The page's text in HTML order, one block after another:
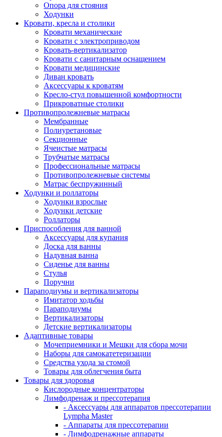
Опора для стояния
Ходунки
Кровати, кресла и столики
Кровати механические
Кровати с электроприводом
Кровать-вертикализатор
Кровати с санитарным оснащением
Кровати медицинские
Диван кровать
Аксессуары к кроватям
Кресло-стул повышенной комфортности
Прикроватные столики
Противопролежневые матрасы
Мембранные
Полиуретановые
Секционные
Ячеистые матрасы
Трубчатые матрасы
Профессиональные матрасы
Противопролежневые системы
Матрас беспружинный
Ходунки и роллаторы
Ходунки взрослые
Ходунки детские
Роллаторы
Приспособления для ванной
Аксессуары для купания
Доска для ванны
Надувная ванна
Сиденье для ванны
Стулья
Поручни
Параподиумы и вертикализаторы
Имитатор ходьбы
Параподиумы
Вертикализаторы
Детские вертикализаторы
Адаптивные товары
Мочеприемники и Мешки для сбора мочи
Наборы для самокатетеризации
Средства ухода за стомой
Товары для облегчения быта
Товары для здоровья
Кислородные концентраторы
Лимфодренаж и прессотерапия
- Аксессуары для аппаратов прессотерапии
Lympha Master
- Аппараты для прессотерапии
- Лимфодренажные аппараты